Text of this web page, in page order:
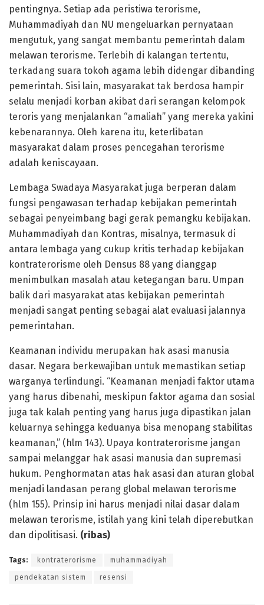
pentingnya. Setiap ada peristiwa terorisme,
Muhammadiyah dan NU mengeluarkan pernyataan
mengutuk, yang sangat membantu pemerintah dalam
melawan terorisme. Terlebih di kalangan tertentu,
terkadang suara tokoh agama lebih didengar dibanding
pemerintah. Sisi lain, masyarakat tak berdosa hampir
selalu menjadi korban akibat dari serangan kelompok
teroris yang menjalankan “amaliah” yang mereka yakini
kebenarannya. Oleh karena itu, keterlibatan
masyarakat dalam proses pencegahan terorisme
adalah keniscayaan.
Lembaga Swadaya Masyarakat juga berperan dalam
fungsi pengawasan terhadap kebijakan pemerintah
sebagai penyeimbang bagi gerak pemangku kebijakan.
Muhammadiyah dan Kontras, misalnya, termasuk di
antara lembaga yang cukup kritis terhadap kebijakan
kontraterorisme oleh Densus 88 yang dianggap
menimbulkan masalah atau ketegangan baru. Umpan
balik dari masyarakat atas kebijakan pemerintah
menjadi sangat penting sebagai alat evaluasi jalannya
pemerintahan.
Keamanan individu merupakan hak asasi manusia
dasar. Negara berkewajiban untuk memastikan setiap
warganya terlindungi. “Keamanan menjadi faktor utama
yang harus dibenahi, meskipun faktor agama dan sosial
juga tak kalah penting yang harus juga dipastikan jalan
keluarnya sehingga keduanya bisa menopang stabilitas
keamanan,” (hlm 143). Upaya kontraterorisme jangan
sampai melanggar hak asasi manusia dan supremasi
hukum. Penghormatan atas hak asasi dan aturan global
menjadi landasan perang global melawan terorisme
(hlm 155). Prinsip ini harus menjadi nilai dasar dalam
melawan terorisme, istilah yang kini telah diperebutkan
dan dipolitisasi. (ribas)
Tags: kontraterorisme muhammadiyah
pendekatan sistem resensi